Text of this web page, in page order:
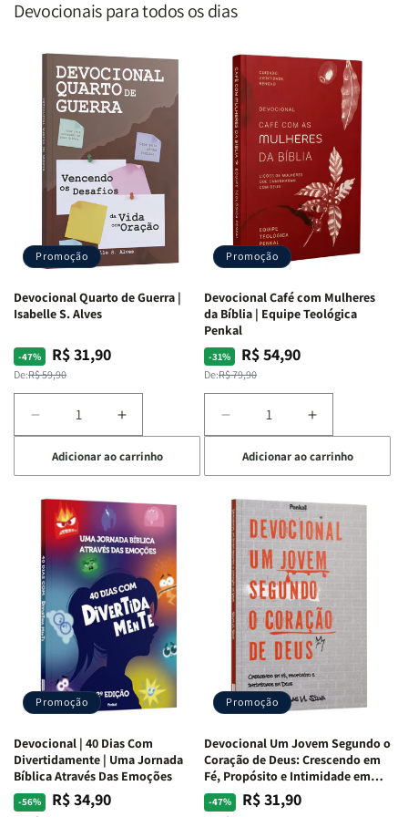
Devocionais para todos os dias
Promoção
Devocional Quarto de Guerra |
Isabelle S. Alves
-47%
Preço
normal
De:R$ 59,90
Preço
promocional
R$ 31,90
Diminuir
a
quantidade
de
Devocional
Quarto
de
Guerra
Isabelle
S.
Alves
Aumentar
a
quantidade
de
Devocional
Quarto
de
Guerra
|
Isabelle
S.
Alves
Adicionar ao carrinho
Promoção
Devocional Café com Mulheres
da Bíblia | Equipe Teológica
Penkal
-31%
Preço
normal
De:R$ 79,90
Preço
promocional
R$ 54,90
Diminuir
a
quantidade
de
Devocional
Café
com
Mulheres
da
Bíblia
Equipe
Teológica
Penkal
Aumentar
a
quantidade
de
Devocional
Café
com
Mulheres
da
Bíblia
|
Equipe
Teológica
Penkal
Adicionar ao carrinho
Promoção
Devocional | 40 Dias Com
Divertidamente | Uma Jornada
Bíblica Através Das Emoções
-56%
Preço
PreçoR$ 34,90
Promoção
Devocional Um Jovem Segundo o
Coração de Deus: Crescendo em
Fé, Propósito e Intimidade em
Deus
-47%
Preço
PreçoR$ 31,90